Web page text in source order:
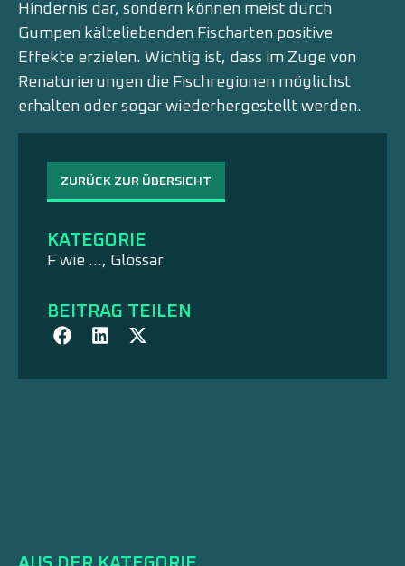
ZURÜCK ZUR ÜBERSICHT
KATEGORIE
F wie …, Glossar
BEITRAG TEILEN
Hindernis dar, sondern können meist durch
Gumpen kälteliebenden Fischarten positive
Effekte erzielen. Wichtig ist, dass im Zuge von
Renaturierungen die Fischregionen möglichst
erhalten oder sogar wiederhergestellt werden.